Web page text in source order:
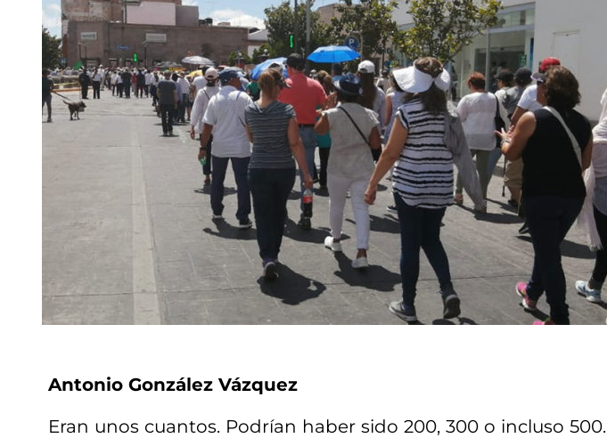
Antonio González Vázquez
Eran unos cuantos. Podrían haber sido 200, 300 o incluso 500.